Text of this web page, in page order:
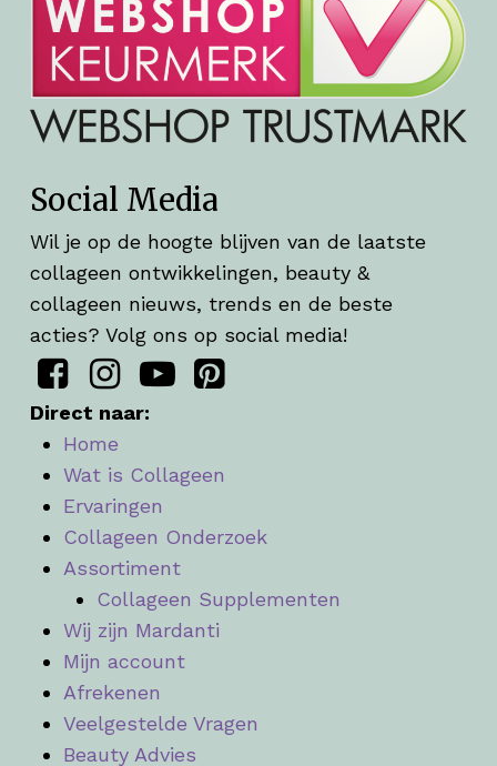
Social Media
Wil je op de hoogte blijven van de laatste
collageen ontwikkelingen, beauty &
collageen nieuws, trends en de beste
acties? Volg ons op social media!
Direct naar:
Home
Wat is Collageen
Ervaringen
Collageen Onderzoek
Assortiment
Collageen Supplementen
Wij zijn Mardanti
Mijn account
Afrekenen
Veelgestelde Vragen
Beauty Advies